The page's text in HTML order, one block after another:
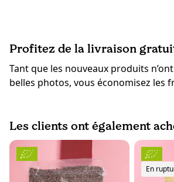
Profitez de la livraison
Tant que les nouveaux produits
belles photos, vous économisez les
Les clients ont également
En